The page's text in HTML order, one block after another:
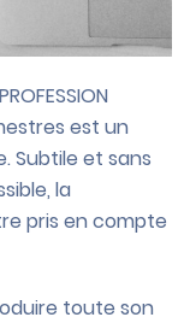
est un
Subtile et sans
la
pris en compte
toute son